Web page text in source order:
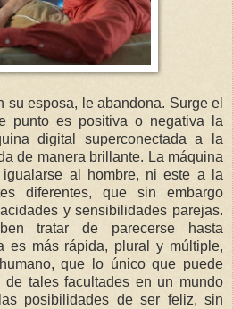
su esposa, le abandona. Surge el
punto es positiva o negativa la
digital superconectada a la
de manera brillante. La máquina
al hombre, ni este a la
diferentes, que sin embargo
y sensibilidades parejas.
tratar de parecerse hasta
es más rápida, plural y múltiple,
que lo único que puede
de tales facultades en un mundo
posibilidades de ser feliz, sin